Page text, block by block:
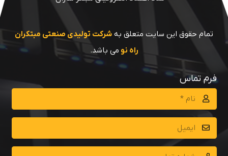
تمام حقوق این سایت متعلق به شرکت تولیدی صنعتی مبتکران
راه نو می باشد.
فرم تماس